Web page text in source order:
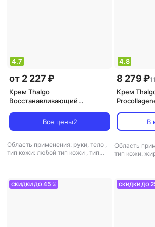
4.7
от 2 227 ₽
Крем Thalgo
Восстанавливающий
мл, Cold Marine
Все цены2
Область применения: руки, тело ,
тип кожи: любой тип кожи , тип
4.8
8 279 ₽
Крем
В
Область
тип кожи:
лифтинг,
признаков
СКИДКИ ДО45 % СКИДКИ ДО